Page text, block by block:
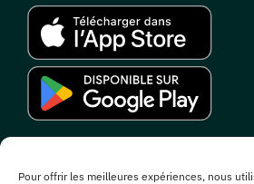
Pour offrir les meilleures expériences, nous